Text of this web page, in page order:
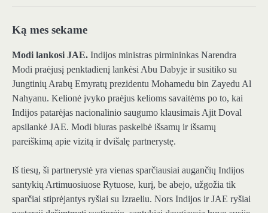
Ką mes sekame
Modi lankosi JAE. Indijos ministras pirmininkas Narendra
Modi praėjusį penktadienį lankėsi Abu Dabyje ir susitiko su
Jungtinių Arabų Emyratų prezidentu Mohamedu bin Zayedu Al
Nahyanu. Kelionė įvyko praėjus kelioms savaitėms po to, kai
Indijos patarėjas nacionalinio saugumo klausimais Ajit Doval
apsilankė JAE. Modi biuras paskelbė išsamų ir išsamų
pareiškimą apie vizitą ir dvišalę partnerystę.
Iš tiesų, ši partnerystė yra vienas sparčiausiai augančių Indijos
santykių Artimuosiuose Rytuose, kurį, be abejo, užgožia tik
sparčiai stiprėjantys ryšiai su Izraeliu. Nors Indijos ir JAE ryšiai